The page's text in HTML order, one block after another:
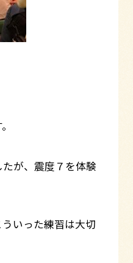
が、震度７を体験
いった練習は大切